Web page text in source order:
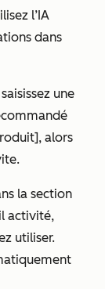
l’IA
dans
une
alors
la section
activité,
utiliser.